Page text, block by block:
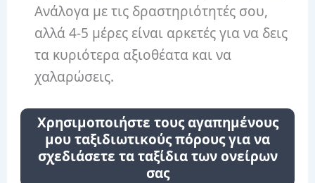
Ανάλογα με τις δραστηριότητές σου,
αλλά 4-5 μέρες είναι αρκετές για να δεις
τα κυριότερα αξιοθέατα και να
χαλαρώσεις.
Χρησιμοποιήστε τους αγαπημένους
μου ταξιδιωτικούς πόρους για να
σχεδιάσετε τα ταξίδια των ονείρων
σας